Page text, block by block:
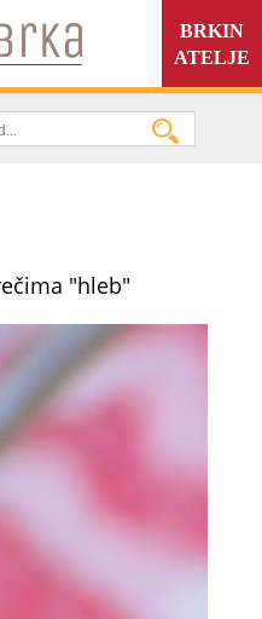
BRKIN
ATELJE
"hleb"